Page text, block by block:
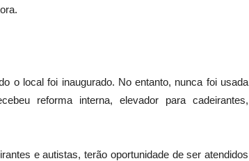
o local foi inaugurado. No entanto, nunca foi usada
reforma interna, elevador para cadeirantes,
e autistas, terão oportunidade de ser atendidos